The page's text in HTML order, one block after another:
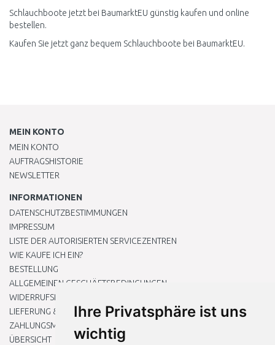
Ihre Privatsphäre ist uns
wichtig
Schlauchboote jetzt bei BaumarktEU günstig kaufen und online
bestellen.
Kaufen Sie jetzt ganz bequem Schlauchboote bei BaumarktEU.
MEIN KONTO
MEIN KONTO
AUFTRAGSHISTORIE
NEWSLETTER
INFORMATIONEN
DATENSCHUTZBESTIMMUNGEN
IMPRESSUM
LISTE DER AUTORISIERTEN SERVICEZENTREN
WIE KAUFE ICH EIN?
BESTELLUNG
ALLGEMEINEN GESCHÄFTSBEDINGUNGEN
WIDERRUFSRECHT
LIEFERUNG & ZAHLUNG
ZAHLUNGSMETHODEN
ÜBERSICHT